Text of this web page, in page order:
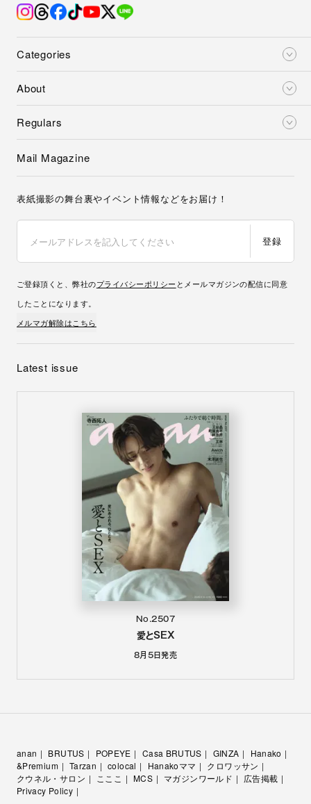
Categories
About
Regulars
Mail Magazine
表紙撮影の舞台裏やイベント情報などをお届け！
登録
ご登録頂くと、弊社のプライバシーポリシー とメールマガジンの配信に同意
したことになります。
メルマガ解除はこちら
Latest issue
No.2507
愛とSEX
8月5日発売
anan BRUTUS POPEYE Casa BRUTUS GINZA
Hanako
&Premium
Tarzan colocal Hanakoママ
クロワッサン
クウネル・サロン
こここ MCS マガジンワールド
広告掲載
Privacy Policy